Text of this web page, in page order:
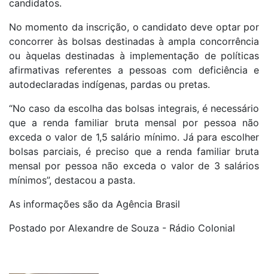
candidatos.
No momento da inscrição, o candidato deve optar por
concorrer às bolsas destinadas à ampla concorrência
ou àquelas destinadas à implementação de políticas
afirmativas referentes a pessoas com deficiência e
autodeclaradas indígenas, pardas ou pretas.
“No caso da escolha das bolsas integrais, é necessário
que a renda familiar bruta mensal por pessoa não
exceda o valor de 1,5 salário mínimo. Já para escolher
bolsas parciais, é preciso que a renda familiar bruta
mensal por pessoa não exceda o valor de 3 salários
mínimos”, destacou a pasta.
As informações são da Agência Brasil
Postado por Alexandre de Souza - Rádio Colonial